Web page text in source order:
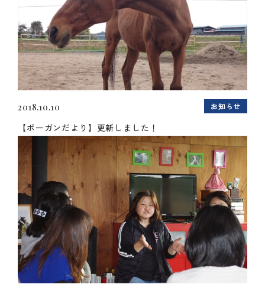
2018.10.10 お知らせ
【ボーガンだより】更新しました！